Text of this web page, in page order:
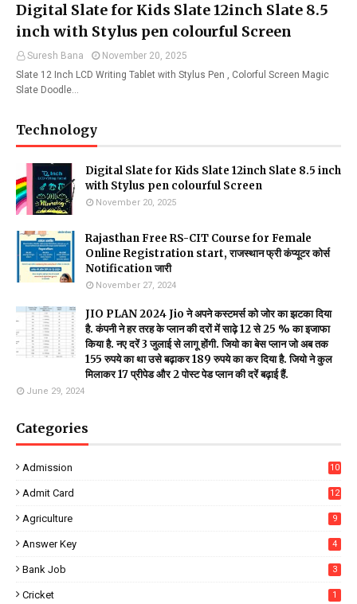
Digital Slate for Kids Slate 12inch Slate 8.5
inch with Stylus pen colourful Screen
Suresh Bana
November 20, 2025
Slate 12 Inch LCD Writing Tablet with Stylus Pen , Colorful Screen Magic
Slate Doodle…
Technology
Digital Slate for Kids Slate 12inch Slate 8.5 inch
with Stylus pen colourful Screen
November 20, 2025
Rajasthan Free RS-CIT Course for Female
Online Registration start, राजस्थान फ्री कंप्यूटर कोर्स
Notification जारी
November 27, 2024
JIO PLAN 2024 Jio ने अपने कस्टमर्स को जोर का झटका दिया
है. कंपनी ने हर तरह के प्लान की दरों में साढ़े 12 से 25 % का इजाफा
किया है. नए दरें 3 जुलाई से लागू होंगी. जियो का बेस प्लान जो अब तक
155 रुपये का था उसे बढ़ाकर 189 रुपये का कर दिया है. जियो ने कुल
मिलाकर 17 प्रीपेड और 2 पोस्ट पेड प्लान की दरें बढ़ाई हैं.
June 29, 2024
Categories
Admission 10
Admit Card 12
Agriculture 9
Answer Key 4
Bank Job 3
Cricket 1